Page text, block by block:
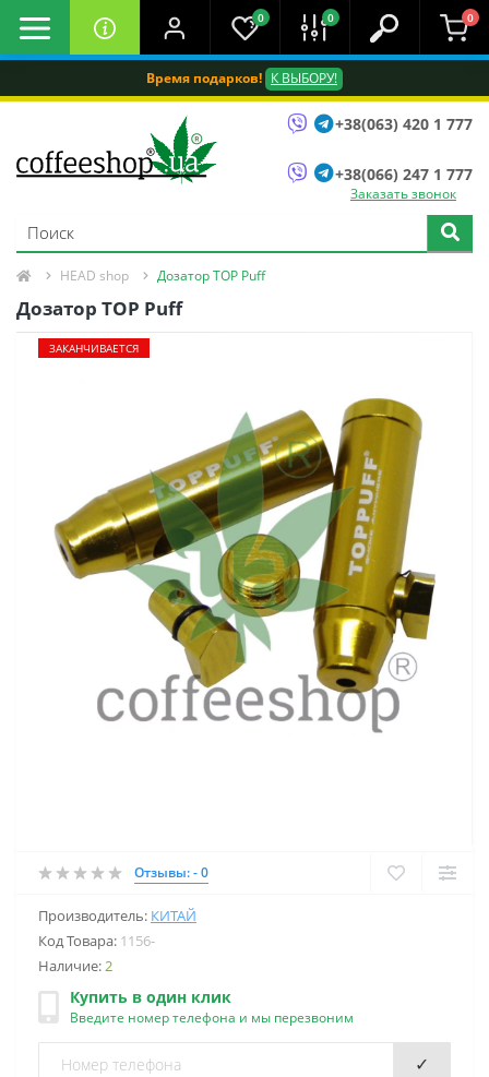
Время подарков! К ВЫБОРУ!
0 0 0
+38(063) 420 1 777
+38(066) 247 1 777
Заказать звонок
HEAD shop Дозатор TOP Puff
Дозатор TOP Puff
ЗАКАНЧИВАЕТСЯ
Отзывы: - 0
Производитель: КИТАЙ
Код Товара: 1156-
Наличие:2
Купить в один клик
Введите номер телефона и мы перезвоним
✓